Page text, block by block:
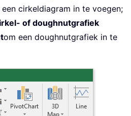
cirkeldiagram in te voegen;
of doughnutgrafiek
om een doughnutgrafiek in te